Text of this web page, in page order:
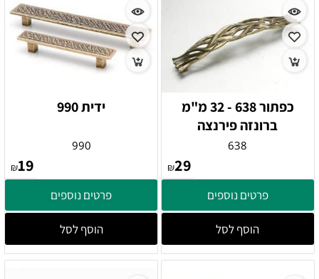
כפתור 638 - 32 מ"מ
ברונזה פירנצה
638
₪29
פרטים נוספים
הוסף לסל
ידית 990
990
₪19
פרטים נוספים
הוסף לסל